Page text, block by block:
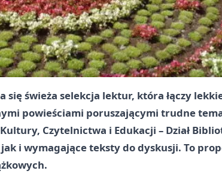
się świeża selekcja lektur, która łączy
powieściami poruszającymi trudne
Czytelnictwa i Edukacji – Dział
i wymagające teksty do dyskusji. To